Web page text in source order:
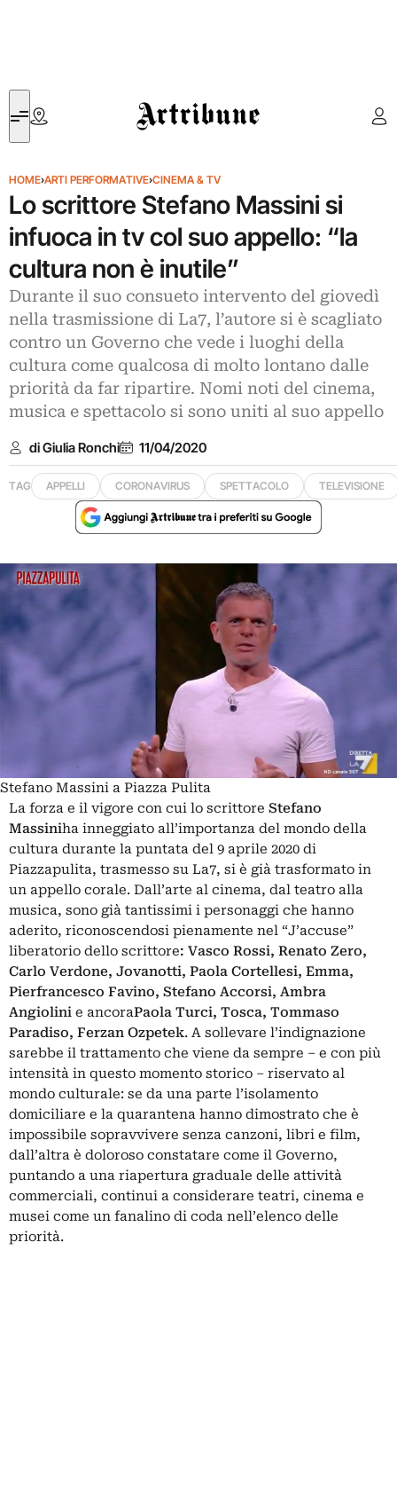
Artribune
HOME›ARTI PERFORMATIVE›CINEMA & TV
Lo scrittore Stefano Massini si
infuoca in tv col suo appello: “la
cultura non è inutile”
Durante il suo consueto intervento del giovedì
nella trasmissione di La7, l’autore si è scagliato
contro un Governo che vede i luoghi della
cultura come qualcosa di molto lontano dalle
priorità da far ripartire. Nomi noti del cinema,
musica e spettacolo si sono uniti al suo appello
di Giulia Ronchi 11/04/2020
TAG APPELLI CORONAVIRUS SPETTACOLO TELEVISIONE
Stefano Massini a Piazza Pulita
La forza e il vigore con cui lo scrittore Stefano
Massiniha inneggiato all’importanza del mondo della
cultura durante la puntata del 9 aprile 2020 di
Piazzapulita, trasmesso su La7, si è già trasformato in
un appello corale. Dall’arte al cinema, dal teatro alla
musica, sono già tantissimi i personaggi che hanno
aderito, riconoscendosi pienamente nel “J’accuse”
liberatorio dello scrittore: Vasco Rossi, Renato Zero,
Carlo Verdone, Jovanotti, Paola Cortellesi, Emma,
Pierfrancesco Favino, Stefano Accorsi, Ambra
Angiolini e ancoraPaola Turci, Tosca, Tommaso
Paradiso, Ferzan Ozpetek. A sollevare l’indignazione
sarebbe il trattamento che viene da sempre – e con più
intensità in questo momento storico – riservato al
mondo culturale: se da una parte l’isolamento
domiciliare e la quarantena hanno dimostrato che è
impossibile sopravvivere senza canzoni, libri e film,
dall’altra è doloroso constatare come il Governo,
puntando a una riapertura graduale delle attività
commerciali, continui a considerare teatri, cinema e
musei come un fanalino di coda nell’elenco delle
priorità.